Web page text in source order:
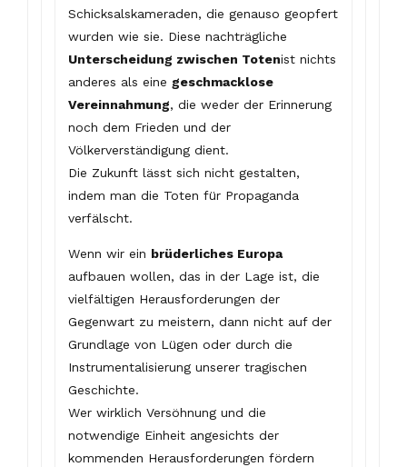
Schicksalskameraden, die genauso geopfert
wurden wie sie. Diese nachträgliche
Unterscheidung zwischen Totenist nichts
anderes als eine geschmacklose
Vereinnahmung, die weder der Erinnerung
noch dem Frieden und der
Völkerverständigung dient.
Die Zukunft lässt sich nicht gestalten,
indem man die Toten für Propaganda
verfälscht.
Wenn wir ein brüderliches Europa
aufbauen wollen, das in der Lage ist, die
vielfältigen Herausforderungen der
Gegenwart zu meistern, dann nicht auf der
Grundlage von Lügen oder durch die
Instrumentalisierung unserer tragischen
Geschichte.
Wer wirklich Versöhnung und die
notwendige Einheit angesichts der
kommenden Herausforderungen fördern